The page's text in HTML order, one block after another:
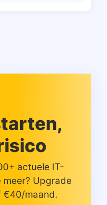
actuele IT-
meer? Upgrade
€40/maand.